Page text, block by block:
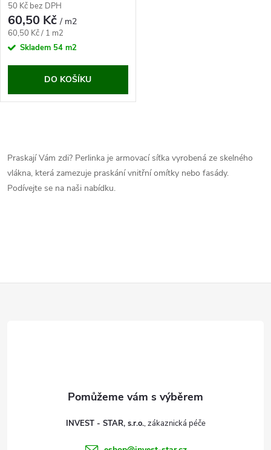
50 Kč bez DPH
60,50 Kč/ m2
Měrná
cena:
60,50 Kč / 1 m2
Skladem 54 m2
DO KOŠÍKU
v
l
c
Praskají Vám zdi? Perlinka je armovací síťka vyrobená ze skelného
vlákna, která zamezuje praskání vnitřní omítky nebo fasády.
Podívejte se na naši nabídku.
INVEST - STAR, s.r.o.